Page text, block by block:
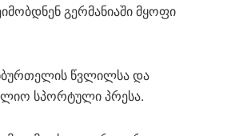
გერმანიაში მყოფი
წვლილსა და
სპორტული პრესა.